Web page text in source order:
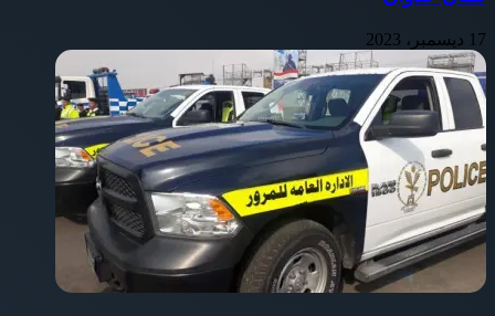
17 ديسمبر، 2023